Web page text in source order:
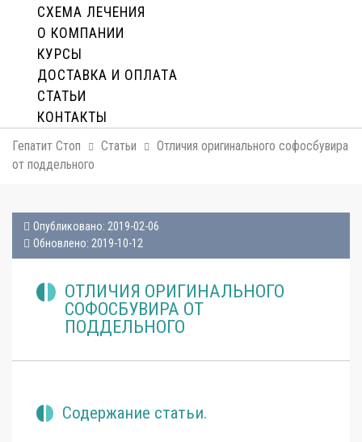
СХЕМА ЛЕЧЕНИЯ
О КОМПАНИИ
КУРСЫ
ДОСТАВКА И ОПЛАТA
СТАТЬИ
КОНТАКТЫ
Гепатит Стоп Статьи
Отличия оригинального софосбувира
от поддельного
Опубликовано: 2019-02-06
Обновлено: 2019-10-12
ОТЛИЧИЯ ОРИГИНАЛЬНОГО
СОФОСБУВИРА ОТ
ПОДДЕЛЬНОГО
Содержание статьи.